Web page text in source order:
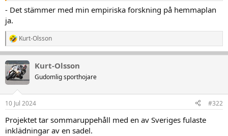
- Det stämmer med min empiriska forskning på hemmaplan
ja.
R
e
k
t
i
e
:
Kurt-Olsson
Kurt-Olsson
Gudomlig sporthojare
10 Jul 2024 #322
Projektet tar sommaruppehåll med en av Sveriges fulaste
inklädningar av en sadel.